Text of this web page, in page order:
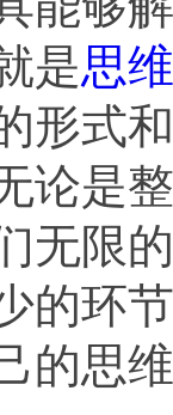
是思
形式
论是
无限
的环
的思